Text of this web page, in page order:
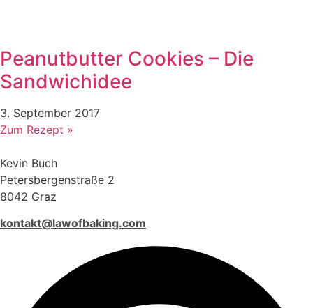
Peanutbutter Cookies – Die
Sandwichidee
3. September 2017
Zum Rezept »
Kevin Buch
Petersbergenstraße 2
8042 Graz
kontakt@lawofbaking.com